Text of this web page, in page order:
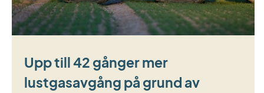
Upp till 42 gånger mer
lustgasavgång på grund av